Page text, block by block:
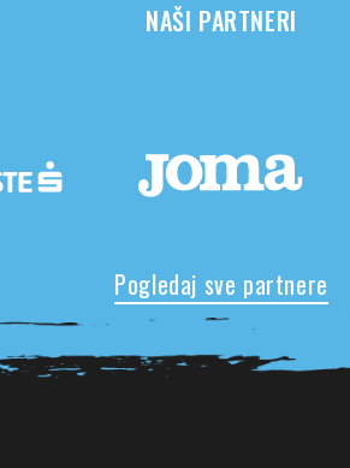
NAŠI PARTNERI
Pogledaj sve partnere